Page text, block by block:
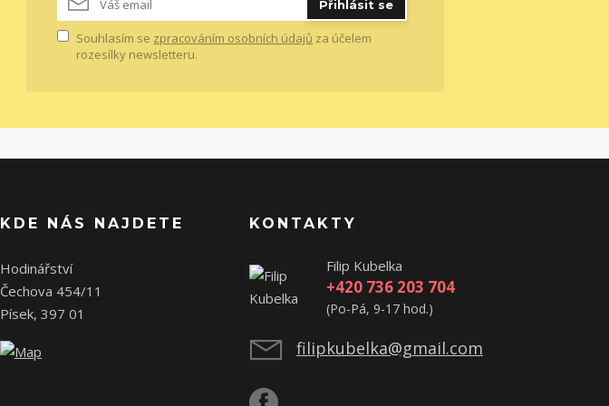
Přihlásit se
Souhlasím se zpracováním osobních údajů za účelem
rozesílky newsletteru.
KDE NÁS NAJDETE
Hodinářství
Čechova 454/11
Písek, 397 01
KONTAKTY
Filip Kubelka
+420 736 203 704
(Po-Pá, 9-17 hod.)
filipkubelka@gmail.com